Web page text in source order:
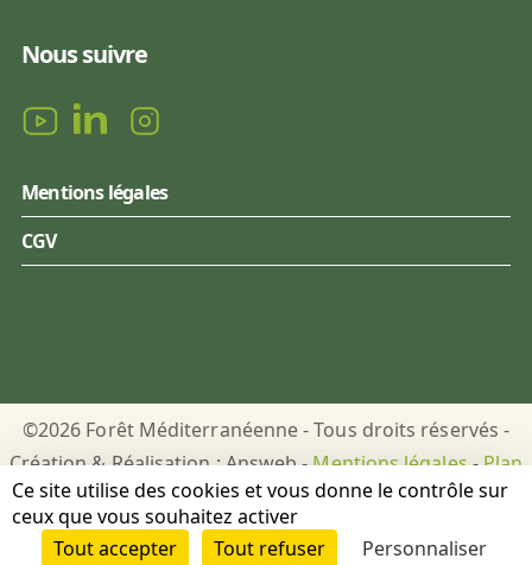
Nous suivre
Mentions légales
CGV
©2026 Forêt Méditerranéenne - Tous droits réservés -
Création & Réalisation : Answeb -Mentions légales-Plan
du site-Gestion des cookies
Ce site utilise des cookies et vous donne le contrôle sur
ceux que vous souhaitez activer
Tout accepter
Tout refuser Personnaliser